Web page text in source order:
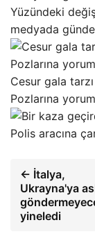
Yüzündeki
medyada
Cesur gala
Pozlarına
Polis aracına
← İtalya,
Ukrayna'ya
yineledi